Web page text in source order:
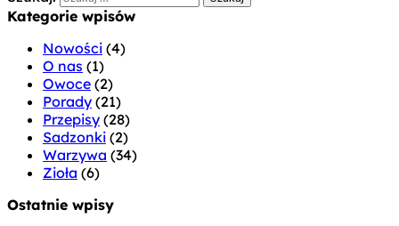
Kategorie wpisów
Nowości (4)
O nas (1)
Owoce (2)
Porady (21)
Przepisy (28)
Sadzonki (2)
Warzywa (34)
Zioła (6)
Ostatnie wpisy